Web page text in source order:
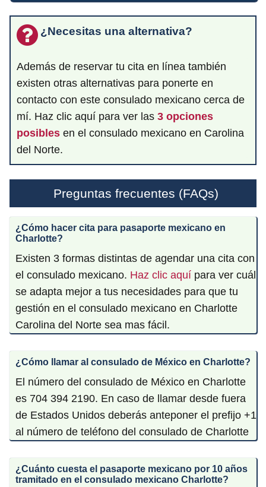
¿Necesitas una alternativa?
Además de reservar tu cita en línea también
existen otras alternativas para ponerte en
contacto con este consulado mexicano cerca de
mí. Haz clic aquí para ver las 3 opciones
posibles en el consulado mexicano en Carolina
del Norte.
Preguntas frecuentes (FAQs)
¿Cómo hacer cita para pasaporte mexicano en
Charlotte?
Existen 3 formas distintas de agendar una cita con
el consulado mexicano. Haz clic aquí para ver cuál
se adapta mejor a tus necesidades para que tu
gestión en el consulado mexicano en Charlotte
Carolina del Norte sea mas fácil.
¿Cómo llamar al consulado de México en Charlotte?
El número del consulado de México en Charlotte
es 704 394 2190. En caso de llamar desde fuera
de Estados Unidos deberás anteponer el prefijo +1
al número de teléfono del consulado de Charlotte
¿Cuánto cuesta el pasaporte mexicano por 10 años
tramitado en el consulado mexicano Charlotte?